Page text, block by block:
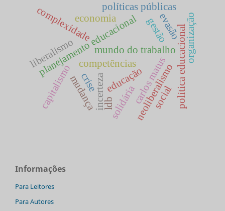
competências
educação
mundo do trabalhopolítica educacional
planejamento educacional
carlos matus
gestão
complexidade
incerteza
crise
mudança
organização
liberalismo
neoliberalismo
economia
capitalismo social
solidária
ldb
políticas públicas
evasão
Informações
Para Leitores
Para Autores